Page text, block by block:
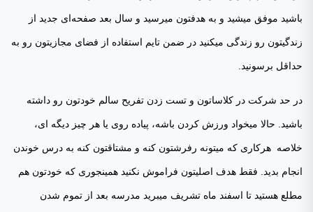
باشید موفق میشید و به هدفتون میرسید و سال بعد صفحه‌ای جدید از
زندگیتون رو زندگی میکنید در ضمن تایم استفاده از فضای مجازیتون رو به
حداقل برسونید.
در حد شرکت در کلاساتون و تست زدن تفریح سالم خودتون رو داشته
باشید. حالا میخواد ورزش کردن باشه، پیاده روی یا هر چیز دیگه ای،
خلاصه هرکاری که میتونه رفرشتون کنه و مشتاقتون کنه به درس خوندن
انجام بدید. فقط هدف اصلیتون فراموش نکنید همینجوری که خودتون هم
مطلع هستید تا اسفند ماه تشریف میبرید مدرسه بعد از تموم شدن